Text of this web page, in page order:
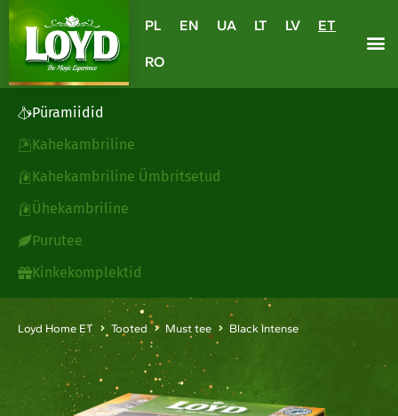
PL EN UA LT LV ET
RO
Püramiidid
Kahekambriline
Kahekambriline Ümbritsetud
Ühekambriline
Purutee
Kinkekomplektid
Loyd Home ET Tooted Must tee Black Intense